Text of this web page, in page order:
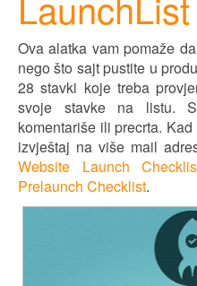
Ova alatka vam pomaže
nego što sajt pustite u
28 stavki koje treba
svoje stavke na listu.
komentariše ili precrta.
izvještaj na više mail
Website Launch
Prelaunch Checklist.